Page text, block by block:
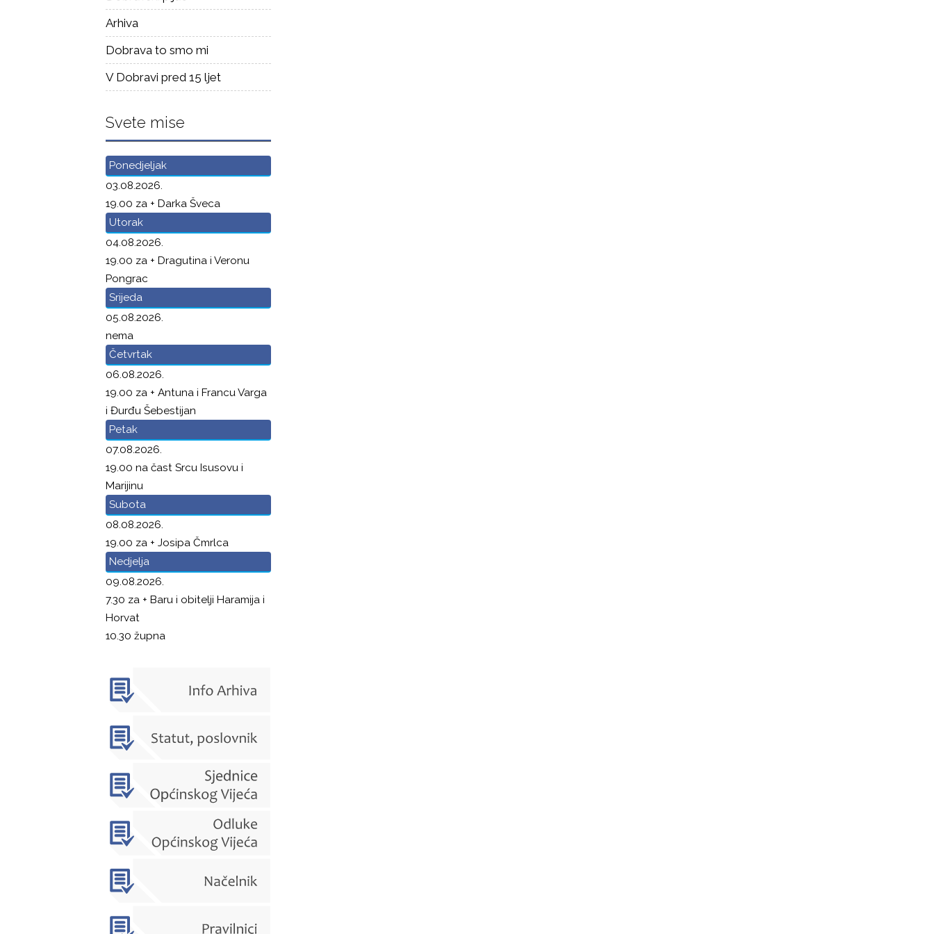
Arhiva
Dobrava to smo mi
V Dobravi pred 15 ljet
Svete mise
Ponedjeljak
03.08.2026.
19.00 za + Darka Šveca
Utorak
04.08.2026.
19.00 za + Dragutina i Veronu
Pongrac
Srijeda
05.08.2026.
nema
Četvrtak
06.08.2026.
19.00 za + Antuna i Francu Varga
i Đurđu Šebestijan
Petak
07.08.2026.
19.00 na čast Srcu Isusovu i
Marijinu
Subota
08.08.2026.
19.00 za + Josipa Čmrlca
Nedjelja
09.08.2026.
7.30 za + Baru i obitelji Haramija i
Horvat
10.30 župna